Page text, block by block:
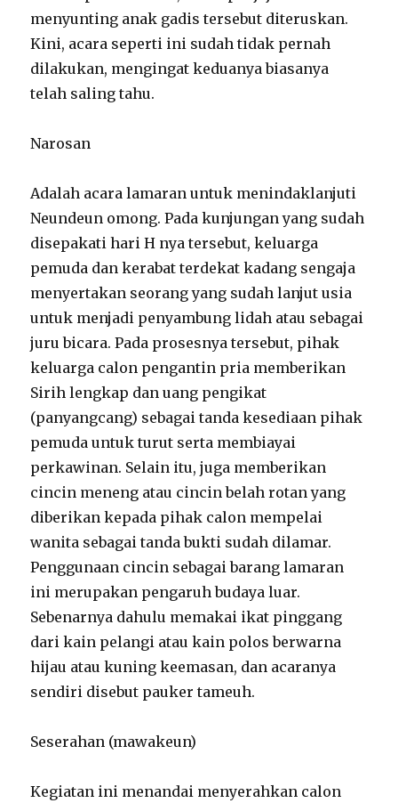
menyunting anak gadis tersebut diteruskan.
Kini, acara seperti ini sudah tidak pernah
dilakukan, mengingat keduanya biasanya
telah saling tahu.
Narosan
Adalah acara lamaran untuk menindaklanjuti
Neundeun omong. Pada kunjungan yang sudah
disepakati hari H nya tersebut, keluarga
pemuda dan kerabat terdekat kadang sengaja
menyertakan seorang yang sudah lanjut usia
untuk menjadi penyambung lidah atau sebagai
juru bicara. Pada prosesnya tersebut, pihak
keluarga calon pengantin pria memberikan
Sirih lengkap dan uang pengikat
(panyangcang) sebagai tanda kesediaan pihak
pemuda untuk turut serta membiayai
perkawinan. Selain itu, juga memberikan
cincin meneng atau cincin belah rotan yang
diberikan kepada pihak calon mempelai
wanita sebagai tanda bukti sudah dilamar.
Penggunaan cincin sebagai barang lamaran
ini merupakan pengaruh budaya luar.
Sebenarnya dahulu memakai ikat pinggang
dari kain pelangi atau kain polos berwarna
hijau atau kuning keemasan, dan acaranya
sendiri disebut pauker tameuh.
Seserahan (mawakeun)
Kegiatan ini menandai menyerahkan calon